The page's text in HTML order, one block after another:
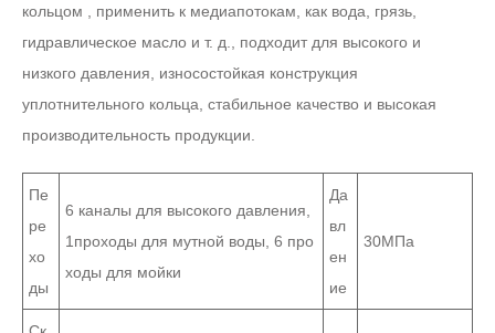
кольцом , применить к медиапотокам, как вода, грязь,
гидравлическое масло и т. д., подходит для высокого и
низкого давления, износостойкая конструкция
уплотнительного кольца, стабильное качество и высокая
производительность продукции.
Пе
ре
хо
ды
6 каналы для высокого давления,
1проходы для мутной воды, 6 про
ходы для мойки
Да
вл
ен
ие
30МПа